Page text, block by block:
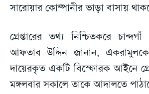
সারোয়ার কোম্পানীর ভাড়া বাসায়
গ্রেপ্তারের তথ্য নিশ্চিতকরে
আফতাব উদ্দিন জানান, একরামুলকে
দায়েরকৃত একটি বিস্ফোরক আইনে
মঙ্গলবার সকালে তাকে আদালতে